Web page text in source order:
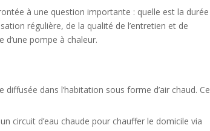
à une question importante : quelle est la durée
régulière, de la qualité de l’entretien et de
pompe à chaleur.
dans l’habitation sous forme d’air chaud. Ce
circuit d’eau chaude pour chauffer le domicile via